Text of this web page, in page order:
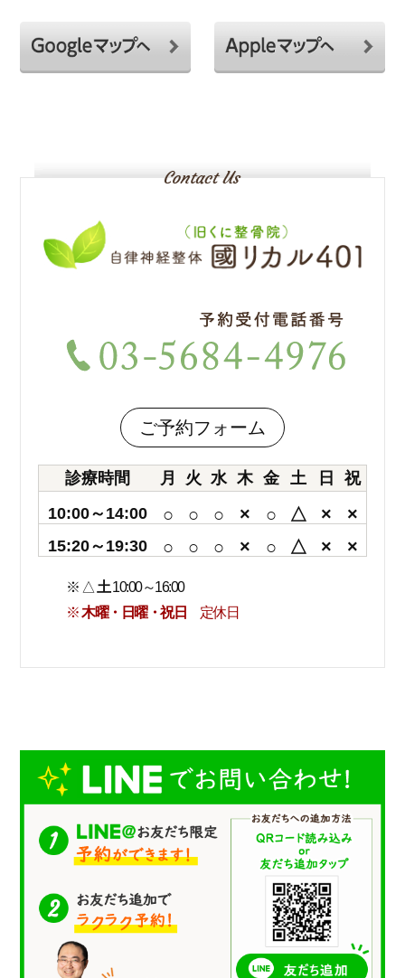
ご予約フォーム
診療時間 月 火 水 木 金 土 日
祝
10:00～14:00
○ ○ ○ × ○ △ × ×
15:20～19:30 ○ ○ ○ × ○ △ × ×
※ △ 土10:00～16:00
※木曜・日曜・祝日 定休日